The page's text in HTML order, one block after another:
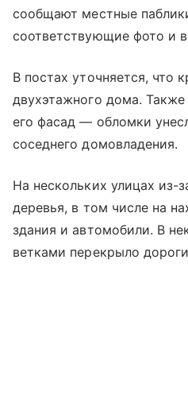
сообщают местные
соответствующие фото и
В постах уточняется, что
двухэтажного дома.
его фасад — обломки
соседнего домовладения.
На нескольких улицах из-
деревья, в том числе на
здания и автомобили. В
ветками перекрыло